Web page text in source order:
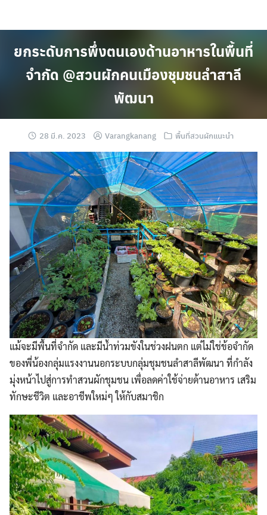
ยกระดับการพึ่งตนเองด้านอาหารในพื้นที่
จำกัด @สวนผักคนเมืองชุมชนลำสาลี
พัฒนา
28 มี.ค. 2023 Varangkanang พื้นที่สวนผักแนะนำ
แม้จะมีพื้นที่จำกัด และมีน้ำท่วมขังในช่วงฝนตก แต่ไม่ใช่ข้อจำกัด
ของพี่น้องกลุ่มแรงงานนอกระบบกลุ่มชุมชนลำสาลีพัฒนา ที่กำลัง
มุ่งหน้าไปสู่การทำสวนผักชุมชน เพื่อลดค่าใช้จ่ายด้านอาหาร เสริม
ทักษะชีวิต และอาชีพใหม่ๆ ให้กับสมาชิก